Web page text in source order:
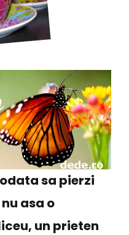
sa pierzi
asa o
un prieten